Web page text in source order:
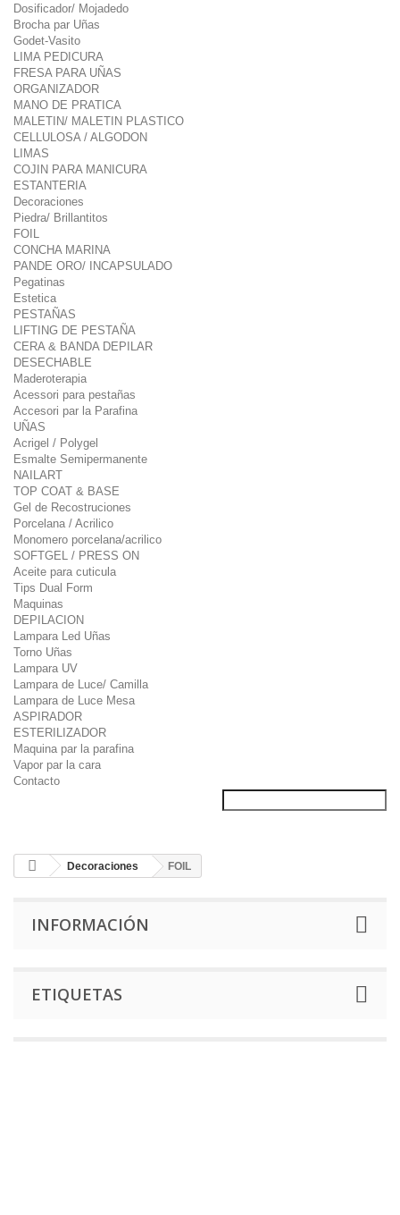
Dosificador/ Mojadedo
Brocha par Uñas
Godet-Vasito
LIMA PEDICURA
FRESA PARA UÑAS
ORGANIZADOR
MANO DE PRATICA
MALETIN/ MALETIN PLASTICO
CELLULOSA / ALGODON
LIMAS
COJIN PARA MANICURA
ESTANTERIA
Decoraciones
Piedra/ Brillantitos
FOIL
CONCHA MARINA
PANDE ORO/ INCAPSULADO
Pegatinas
Estetica
PESTAÑAS
LIFTING DE PESTAÑA
CERA & BANDA DEPILAR
DESECHABLE
Maderoterapia
Acessori para pestañas
Accesori par la Parafina
UÑAS
Acrigel / Polygel
Esmalte Semipermanente
NAILART
TOP COAT & BASE
Gel de Recostruciones
Porcelana / Acrilico
Monomero porcelana/acrilico
SOFTGEL / PRESS ON
Aceite para cuticula
Tips Dual Form
Maquinas
DEPILACION
Lampara Led Uñas
Torno Uñas
Lampara UV
Lampara de Luce/ Camilla
Lampara de Luce Mesa
ASPIRADOR
ESTERILIZADOR
Maquina par la parafina
Vapor par la cara
Contacto
Decoraciones FOIL
INFORMACIÓN
ETIQUETAS